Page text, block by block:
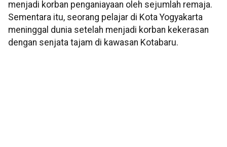
menjadi korban penganiayaan oleh sejumlah remaja.
Sementara itu, seorang pelajar di Kota Yogyakarta
meninggal dunia setelah menjadi korban kekerasan
dengan senjata tajam di kawasan Kotabaru.